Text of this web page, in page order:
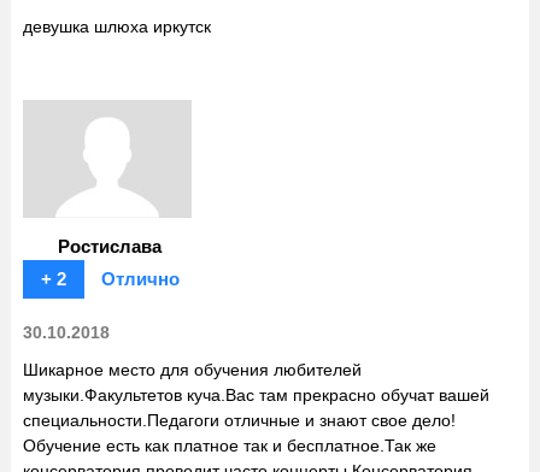
девушка шлюха иркутск
Ростислава
+ 2
Отлично
30.10.2018
Шикарное место для обучения любителей
музыки.Факультетов куча.Вас там прекрасно обучат вашей
специальности.Педагоги отличные и знают свое дело!
Обучение есть как платное так и бесплатное.Так же